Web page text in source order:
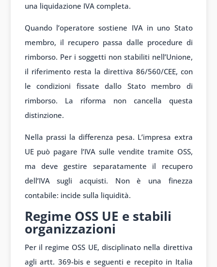
una liquidazione IVA completa.
Quando l’operatore sostiene IVA in uno Stato
membro, il recupero passa dalle procedure di
rimborso. Per i soggetti non stabiliti nell’Unione,
il riferimento resta la direttiva 86/560/CEE, con
le condizioni fissate dallo Stato membro di
rimborso. La riforma non cancella questa
distinzione.
Nella prassi la differenza pesa. L’impresa extra
UE può pagare l’IVA sulle vendite tramite OSS,
ma deve gestire separatamente il recupero
dell’IVA sugli acquisti. Non è una finezza
contabile: incide sulla liquidità.
Regime OSS UE e stabili
organizzazioni
Per il regime OSS UE, disciplinato nella direttiva
agli artt. 369-bis e seguenti e recepito in Italia